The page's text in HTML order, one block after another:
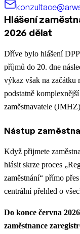
Hlášení
2026 dělat
Dříve bylo hlášení
příjmů do 20. dne
výkaz však na začátku
podstatně
zaměstnavatele
Nástup
Když přijmete
hlásit skrze proces
zaměstnání“ přímo
centrální přehled o
Do konce června
zaměstnance